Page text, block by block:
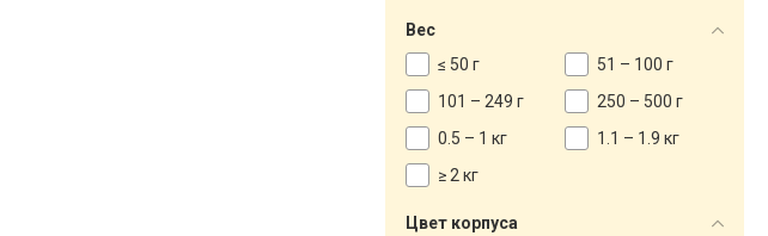
Вес
≤ 50 г
51 – 100 г
101 – 249 г
250 – 500 г
0.5 – 1 кг
1.1 – 1.9 кг
≥ 2 кг
Цвет корпуса